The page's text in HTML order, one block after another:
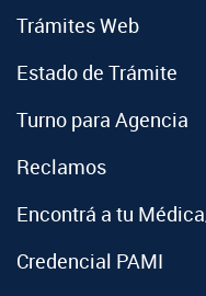
Trámites Web
Estado de Trámite
Turno para Agencia
Reclamos
Encontrá a tu
Credencial PAMI